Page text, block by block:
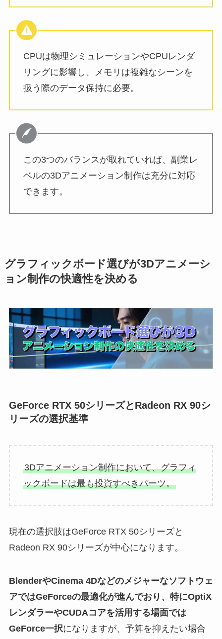
CPUは物理シミュレーションやCPUレンダ
リングに影響し、メモリは複雑なシーンを
扱う際のデータ保持に必要。
この3つのバランスが取れていれば、副業レ
ベルの3Dアニメーション制作は充分に対応
できます。
グラフィックボード選びが3Dアニメーシ
ョン制作の快適性を決める
GeForce RTX 50シリーズとRadeon RX 90シ
リーズの選択基準
3Dアニメーション制作において、グラフィ
ックボードは最も投資すべきパーツ。
現在の選択肢はGeForce RTX 50シリーズと
Radeon RX 90シリーズが中心になります。
BlenderやCinema 4Dなどのメジャーなソフトウェ
アではGeForceの最適化が進んでおり、特にOptiX
レンダラーやCUDAコアを活用する場面では
GeForce一択になりますが、予算を抑えたい場合